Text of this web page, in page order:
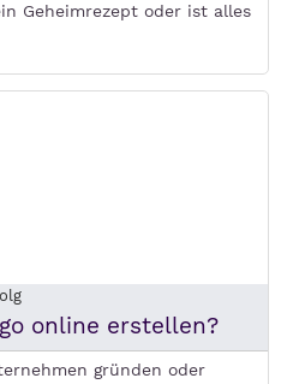
Geheimrezept oder ist alles
online erstellen?
gründen oder